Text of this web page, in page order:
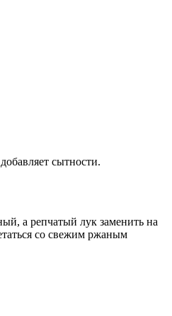
сытности.
а репчатый лук заменить на
со свежим ржаным